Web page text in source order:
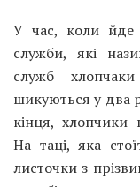
У час, коли йде
служби, які
служб
шикуються у два
кінця, хлопчики
На таці, яка
листочки з